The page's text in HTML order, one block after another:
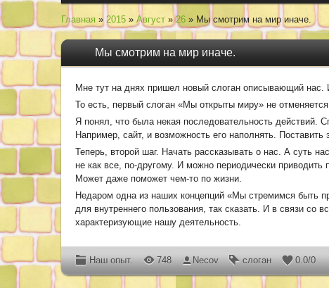
Главная » 2015 » Август » 26 » Мы смотрим на мир иначе.
Мы смотрим на мир иначе.
Мне тут на днях пришел новый слоган описывающий
То есть, первый слоган «Мы открыты миру» не
Я понял, что была некая последовательность действий.
Например, сайт, и возможность его наполнять. Поставить
Теперь, второй шаг. Начать рассказывать о нас. А суть
не как все, по-другому. И можно периодически
Может даже поможет чем-то по жизни.
Недаром одна из наших концепций «Мы стремимся быть
для внутреннего пользования, так сказать. И в связи со
характеризующие нашу деятельность.
Наш опыт. 748 Necov слоган 0.0/0